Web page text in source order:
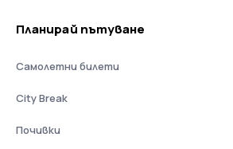
Планирай пътуване
Самолетни билети
City Break
Почивки